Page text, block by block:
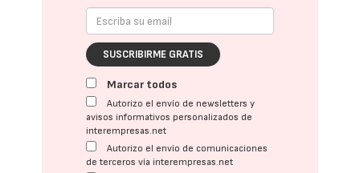
SUSCRIBIRME GRATIS
Marcar todos
Autorizo el envío de newsletters y
avisos informativos personalizados de
interempresas.net
Autorizo el envío de comunicaciones
de terceros vía interempresas.net